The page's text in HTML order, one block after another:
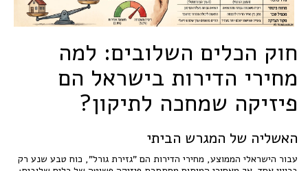
חוק הכלים השלובים: למה
מחירי הדירות בישראל הם
פיזיקה שמחכה לתיקון?
האשליה של המגרש הביתי
עבור הישראלי הממוצע, מחירי הדירות הם "גזירת גורל", כוח טבע שנע רק